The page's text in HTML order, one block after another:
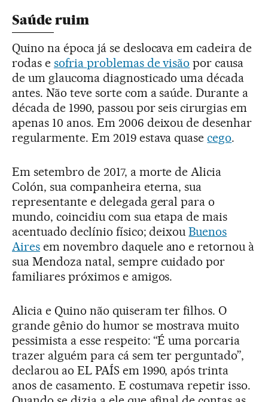
Saúde ruim
Quino na época já se deslocava em cadeira de
rodas e sofria problemas de visão por causa
de um glaucoma diagnosticado uma década
antes. Não teve sorte com a saúde. Durante a
década de 1990, passou por seis cirurgias em
apenas 10 anos. Em 2006 deixou de desenhar
regularmente. Em 2019 estava quasecego.
Em setembro de 2017, a morte de Alicia
Colón, sua companheira eterna, sua
representante e delegada geral para o
mundo, coincidiu com sua etapa de mais
acentuado declínio físico; deixouBuenos
Airesem novembro daquele ano e retornou à
sua Mendoza natal, sempre cuidado por
familiares próximos e amigos.
Alicia e Quino não quiseram ter filhos. O
grande gênio do humor se mostrava muito
pessimista a esse respeito: “É uma porcaria
trazer alguém para cá sem ter perguntado”,
declarou ao EL PAÍS em 1990, após trinta
anos de casamento. E costumava repetir isso.